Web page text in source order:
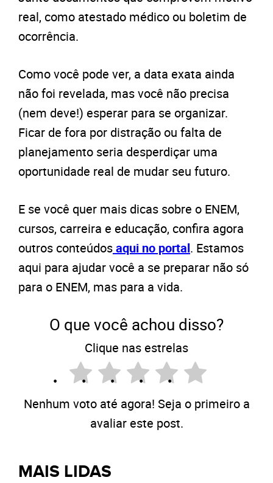
real, como atestado médico ou boletim de
ocorrência.
Como você pode ver, a data exata ainda
não foi revelada, mas você não precisa
(nem deve!) esperar para se organizar.
Ficar de fora por distração ou falta de
planejamento seria desperdiçar uma
oportunidade real de mudar seu futuro.
E se você quer mais dicas sobre o ENEM,
cursos, carreira e educação, confira agora
outros conteúdosaqui no portal. Estamos
aqui para ajudar você a se preparar não só
para o ENEM, mas para a vida.
O que você achou disso?
Clique nas estrelas
Nenhum voto até agora! Seja o primeiro a
avaliar este post.
MAIS LIDAS